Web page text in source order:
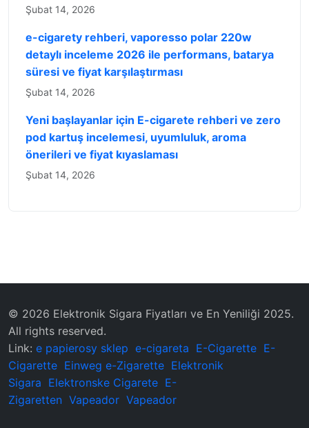
Şubat 14, 2026
e-cigarety rehberi, vaporesso polar 220w
detaylı inceleme 2026 ile performans, batarya
süresi ve fiyat karşılaştırması
Şubat 14, 2026
Yeni başlayanlar için E-cigarete rehberi ve zero
pod kartuş incelemesi, uyumluluk, aroma
önerileri ve fiyat kıyaslaması
Şubat 14, 2026
© 2026 Elektronik Sigara Fiyatları ve En Yeniliği 2025.
All rights reserved.
Link: e papierosy sklep e-cigareta E-Cigarette E-
Cigarette Einweg e-Zigarette Elektronik
Sigara Elektronske Cigarete E-
Zigaretten Vapeador Vapeador